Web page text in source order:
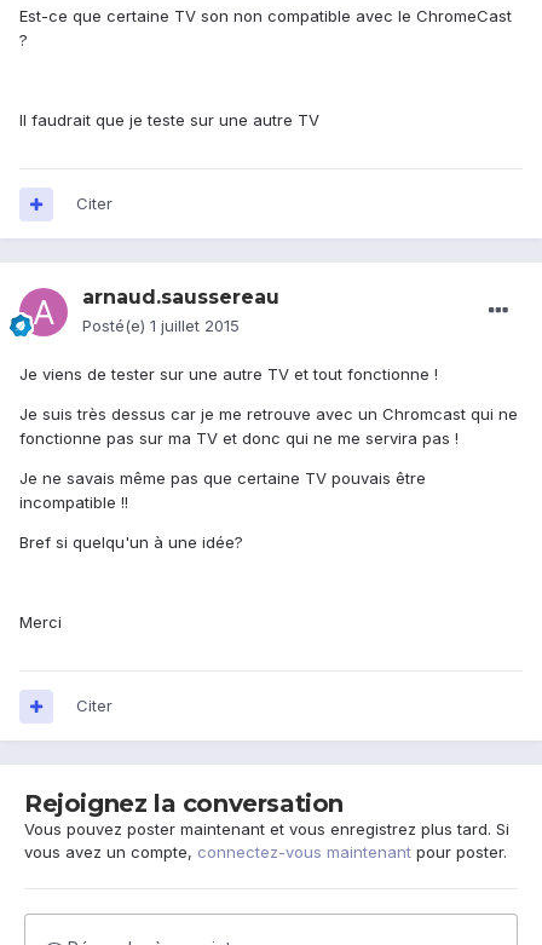
Est-ce que certaine TV son non compatible avec le ChromeCast
?
Il faudrait que je teste sur une autre TV
Citer
arnaud.saussereau
Posté(e) 1 juillet 2015
Je viens de tester sur une autre TV et tout fonctionne !
Je suis très dessus car je me retrouve avec un Chromcast qui ne
fonctionne pas sur ma TV et donc qui ne me servira pas !
Je ne savais même pas que certaine TV pouvais être
incompatible !!
Bref si quelqu'un à une idée?
Merci
Citer
Rejoignez la conversation
Vous pouvez poster maintenant et vous enregistrez plus tard. Si
vous avez un compte, connectez-vous maintenant pour poster.